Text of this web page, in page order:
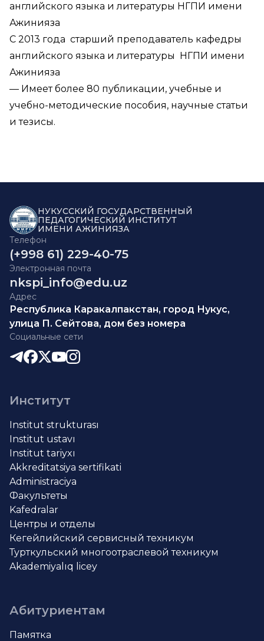
английского языка и литературы НГПИ имени
Ажинияза
С 2013 года старший преподаватель кафедры
английского языка и литературы НГПИ имени
Ажинияза
— Имеет более 80 публикации, учебные и
учебно-методические пособия, научные статьи
и тезисы.
НУКУССКИЙ ГОСУДАРСТВЕННЫЙ
ПЕДАГОГИЧЕСКИЙ ИНСТИТУТ
ИМЕНИ АЖИНИЯЗА
Телефон
(+998 61) 229-40-75
Электронная почта
nkspi_info@edu.uz
Адрес
Республика Каракалпакстан, город Нукус,
улица П. Сейтова, дом без номера
Социальные сети
Институт
Institut strukturası
Institut ustavı
Institut tariyxı
Akkreditatsiya sertifikati
Administraciya
Факультеты
Kafedralar
Центры и отделы
Кегейлийский сервисный техникум
Турткульский многоотраслевой техникум
Akademiyalıq licey
Абитуриентам
Памятка